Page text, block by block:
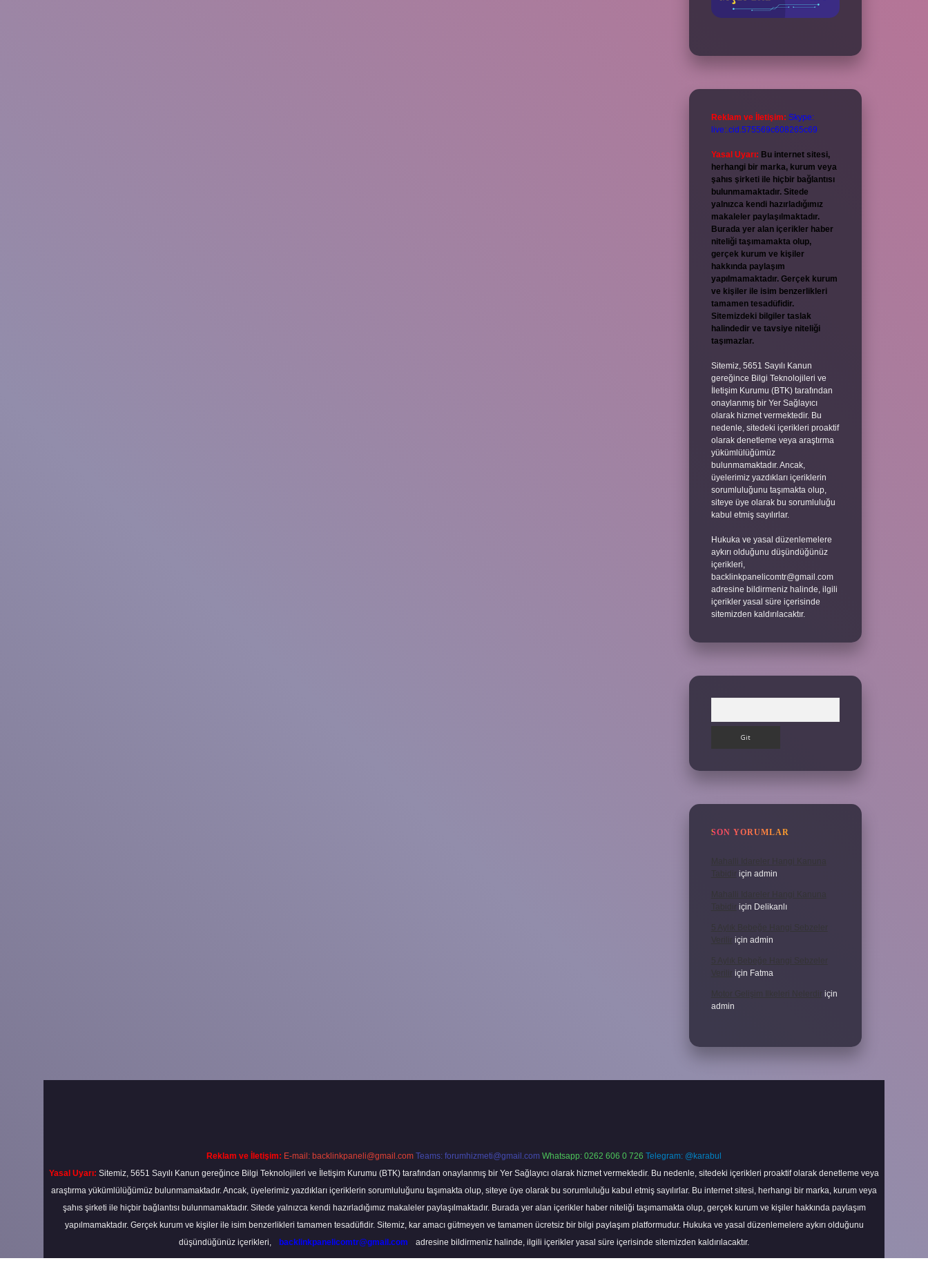
Reklam ve İletişim: Skype:
live:.cid.575569c608265c69
Yasal Uyarı: Bu internet sitesi,
herhangi bir marka, kurum veya
şahıs şirketi ile hiçbir bağlantısı
bulunmamaktadır. Sitede
yalnızca kendi hazırladığımız
makaleler paylaşılmaktadır.
Burada yer alan içerikler haber
niteliği taşımamakta olup,
gerçek kurum ve kişiler
hakkında paylaşım
yapılmamaktadır. Gerçek kurum
ve kişiler ile isim benzerlikleri
tamamen tesadüfidir.
Sitemizdeki bilgiler taslak
halindedir ve tavsiye niteliği
taşımazlar.
Sitemiz, 5651 Sayılı Kanun
gereğince Bilgi Teknolojileri ve
İletişim Kurumu (BTK) tarafından
onaylanmış bir Yer Sağlayıcı
olarak hizmet vermektedir. Bu
nedenle, sitedeki içerikleri proaktif
olarak denetleme veya araştırma
yükümlülüğümüz
bulunmamaktadır. Ancak,
üyelerimiz yazdıkları içeriklerin
sorumluluğunu taşımakta olup,
siteye üye olarak bu sorumluluğu
kabul etmiş sayılırlar.
Hukuka ve yasal düzenlemelere
aykırı olduğunu düşündüğünüz
içerikleri,
backlinkpanelicomtr@gmail.com
adresine bildirmeniz halinde, ilgili
içerikler yasal süre içerisinde
sitemizden kaldırılacaktır.
SON YORUMLAR
Mahalli Idareler Hangi Kanuna
Tabidir için admin
Mahalli Idareler Hangi Kanuna
Tabidir için Delikanlı
5 Aylık Bebeğe Hangi Sebzeler
Verilir için admin
5 Aylık Bebeğe Hangi Sebzeler
Verilir için Fatma
Motor Gelişim Ilkeleri Nelerdir için
admin
Reklam ve İletişim: E-mail: backlinkpaneli@gmail.com Teams: forumhizmeti@gmail.com Whatsapp: 0262 606 0 726 Telegram: @karabul
Yasal Uyarı: Sitemiz, 5651 Sayılı Kanun gereğince Bilgi Teknolojileri ve İletişim Kurumu (BTK) tarafından onaylanmış bir Yer Sağlayıcı olarak hizmet vermektedir. Bu nedenle, sitedeki içerikleri proaktif olarak denetleme veya
araştırma yükümlülüğümüz bulunmamaktadır. Ancak, üyelerimiz yazdıkları içeriklerin sorumluluğunu taşımakta olup, siteye üye olarak bu sorumluluğu kabul etmiş sayılırlar. Bu internet sitesi, herhangi bir marka, kurum veya
şahıs şirketi ile hiçbir bağlantısı bulunmamaktadır. Sitede yalnızca kendi hazırladığımız makaleler paylaşılmaktadır. Burada yer alan içerikler haber niteliği taşımamakta olup, gerçek kurum ve kişiler hakkında paylaşım
yapılmamaktadır. Gerçek kurum ve kişiler ile isim benzerlikleri tamamen tesadüfidir. Sitemiz, kar amacı gütmeyen ve tamamen ücretsiz bir bilgi paylaşım platformudur. Hukuka ve yasal düzenlemelere aykırı olduğunu
düşündüğünüz içerikleri,
backlinkpanelicomtr@gmail.com adresine bildirmeniz halinde, ilgili içerikler yasal süre içerisinde sitemizden kaldırılacaktır.